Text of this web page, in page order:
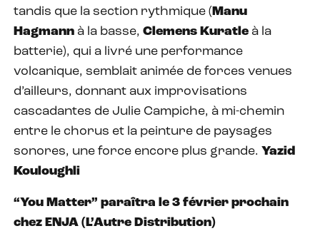
tandis que la section rythmique (Manu
Hagmann à la basse, Clemens Kuratle à la
batterie), qui a livré une performance
volcanique, semblait animée de forces venues
d’ailleurs, donnant aux improvisations
cascadantes de Julie Campiche, à mi-chemin
entre le chorus et la peinture de paysages
sonores, une force encore plus grande. Yazid
Kouloughli
“You Matter” paraîtra le 3 février prochain
chez ENJA (L’Autre Distribution)